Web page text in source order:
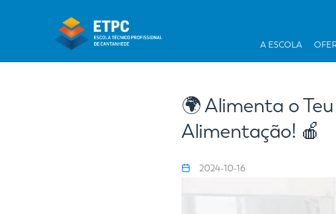
A ESCOLA
🌍 Alimenta o
Alimentação! 🍎
2024-10-16